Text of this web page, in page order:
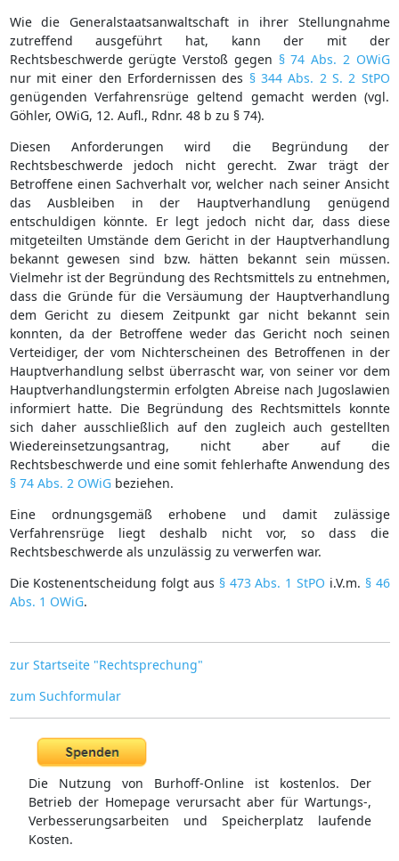
Wie die Generalstaatsanwaltschaft in ihrer Stellungnahme
zutreffend ausgeführt hat, kann der mit der
Rechtsbeschwerde gerügte Verstoß gegen § 74 Abs. 2 OWiG
nur mit einer den Erfordernissen des § 344 Abs. 2 S. 2 StPO
genügenden Verfahrensrüge geltend gemacht werden (vgl.
Göhler, OWiG, 12. Aufl., Rdnr. 48 b zu § 74).
Diesen Anforderungen wird die Begründung der
Rechtsbeschwerde jedoch nicht gerecht. Zwar trägt der
Betroffene einen Sachverhalt vor, welcher nach seiner Ansicht
das Ausbleiben in der Hauptverhandlung genügend
entschuldigen könnte. Er legt jedoch nicht dar, dass diese
mitgeteilten Umstände dem Gericht in der Hauptverhandlung
bekannt gewesen sind bzw. hätten bekannt sein müssen.
Vielmehr ist der Begründung des Rechtsmittels zu entnehmen,
dass die Gründe für die Versäumung der Hauptverhandlung
dem Gericht zu diesem Zeitpunkt gar nicht bekannt sein
konnten, da der Betroffene weder das Gericht noch seinen
Verteidiger, der vom Nichterscheinen des Betroffenen in der
Hauptverhandlung selbst überrascht war, von seiner vor dem
Hauptverhandlungstermin erfolgten Abreise nach Jugoslawien
informiert hatte. Die Begründung des Rechtsmittels konnte
sich daher ausschließlich auf den zugleich auch gestellten
Wiedereinsetzungsantrag, nicht aber auf die
Rechtsbeschwerde und eine somit fehlerhafte Anwendung des
§ 74 Abs. 2 OWiGbeziehen.
Eine ordnungsgemäß erhobene und damit zulässige
Verfahrensrüge liegt deshalb nicht vor, so dass die
Rechtsbeschwerde als unzulässig zu verwerfen war.
Die Kostenentscheidung folgt aus § 473 Abs. 1 StPO i.V.m. § 46
Abs. 1 OWiG.
zur Startseite "Rechtsprechung"
zum Suchformular
Die Nutzung von Burhoff-Online ist kostenlos. Der
Betrieb der Homepage verursacht aber für Wartungs-,
Verbesserungsarbeiten und Speicherplatz laufende
Kosten.